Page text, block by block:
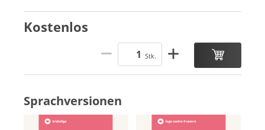
Kostenlos
Stk.
Sprachversionen